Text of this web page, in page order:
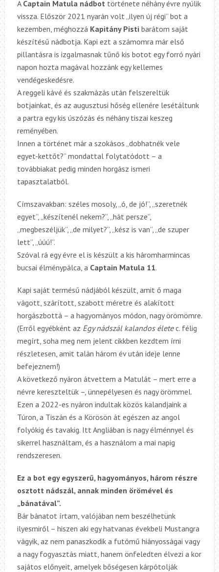
A Captain Matula nádbot története néhány évre nyúlik
vissza. Először 2021 nyarán volt „ilyen új régi” bot a
kezemben, méghozzá Kapitány Pistibarátom saját
készítésű nádbotja. Kapi ezt a számomra már első
pillantásra is izgalmasnak tűnő kis botot egy forró nyári
napon hozta magával hozzánk egy kellemes
vendégeskedésre.
A reggeli kávé és szakmázás után felszereltük
botjainkat, és az augusztusi hőség ellenére lesétáltunk
a partra egy kis úszózás és néhány tiszai keszeg
reményében.
Innen a történet már a szokásos „dobhatnék vele
egyet-kettőt?” mondattal folytatódott – a
továbbiakat pedig minden horgász ismeri
tapasztalatból.
Címszavakban: széles mosoly, „ó, de jó!”, „szeretnék
egyet”, „készítenél nekem?”, „hát persze”,
„megbeszéljük”, „de milyet?”, „kész is van”, „de szuper
lett”, „úúú!”.
Szóval rá egy évre el is készült a kis háromharmincas
bucsai élménypálca, a Captain Matula 11.
Kapi saját termésű nádjából készült, amit ő maga
vágott, szárított, szabott méretre és alakított
horgászbottá – a hagyományos módon, nagy örömömre.
(Erről egyébként az Egy nádszál kalandos életec. félig
megírt, soha meg nem jelent cikkben kezdtem írni
részletesen , amit talán három év után ideje lenne
befejeznem!)
A következő nyáron átvettem a Matulát – mert erre a
névre kereszteltük –, ünnepélyesen és nagy örömmel.
Ezen a 2022-es nyáron indultak közös kalandjaink a
Túron, a Tiszán és a Körösön át egészen az angol
folyókig és tavakig. Itt Angliában is nagy élménnyel és
sikerrel használtam, és a használom a mai napig
rendszeresen.
Ez a bot egy egyszerű, hagyományos, három részre
osztott nádszál, annak minden örömével és
„bánatával”.
Bár bánatot írtam, valójában nem beszélhetünk
ilyesmiről – hiszen aki egy hatvanas évekbeli Mustangra
vágyik, az nem panaszkodik a futómű hiányosságai vagy
a nagy fogyasztás miatt, hanem önfeledten élvezi a kor
sajátos előnyeit, amelyek bőségesen kárpótolják